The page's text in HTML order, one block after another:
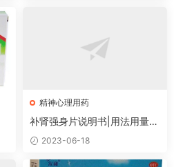
精神心理用药
补肾强身片说明书|用法用量|
注意事项
2023-06-18